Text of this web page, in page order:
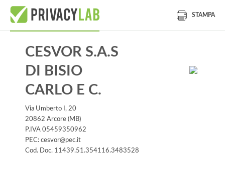
STAMPA
CESVOR S.A.S
DI BISIO
CARLO E C.
Via Umberto I, 20
20862 Arcore (MB)
P.IVA 05459350962
PEC: cesvor@pec.it
Cod. Doc. 11439.51.354116.3483528